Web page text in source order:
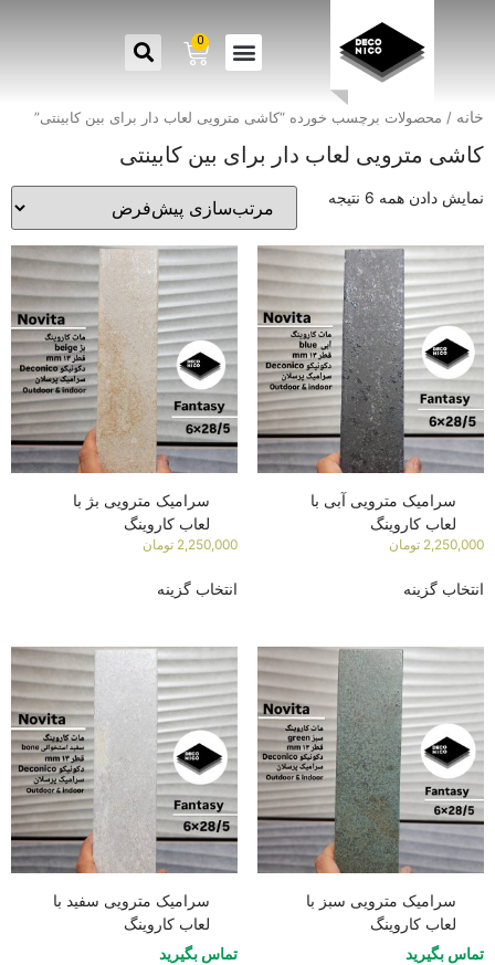
0
خانه / محصولات برچسب خورده “کاشی مترویی لعاب دار برای بین کابینتی”
کاشی مترویی لعاب دار برای بین کابینتی
نمایش دادن همه 6 نتیجه
سرامیک مترویی آبی با
لعاب کاروینگ
2,250,000 تومان
انتخاب گزینه
سرامیک مترویی بژ با
لعاب کاروینگ
2,250,000 تومان
انتخاب گزینه
سرامیک مترویی سبز با
لعاب کاروینگ
تماس بگیرید
سرامیک مترویی سفید با
لعاب کاروینگ
تماس بگیرید